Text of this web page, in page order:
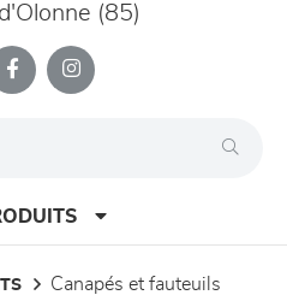
(85)
canapés et fauteuils